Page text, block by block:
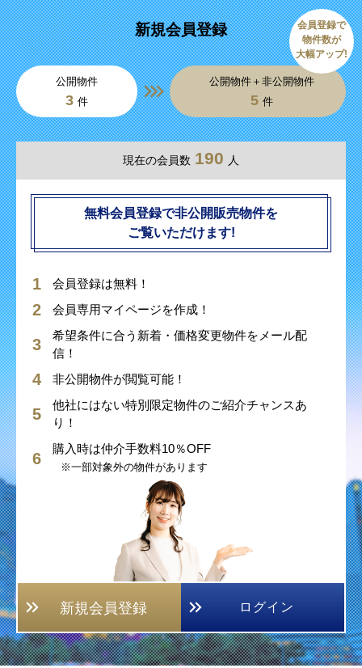
新規会員登録
公開物件
3 件
公開物件＋非公開物件
5 件
会員登録で
物件数が
大幅アップ!
現在の会員数 190 人
無料会員登録で非公開販売物件を
ご覧いただけます!
会員登録は無料！
会員専用マイページを作成！
希望条件に合う新着・価格変更物件をメール配
信！
非公開物件が閲覧可能！
他社にはない特別限定物件のご紹介チャンスあ
り！
購入時は仲介手数料10％OFF
※一部対象外の物件があります
新規会員登録 ログイン